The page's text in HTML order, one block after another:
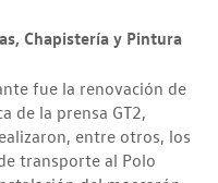
Chapistería y Pintura
fue la renovación de
de la prensa GT2,
entre otros, los
transporte al Polo